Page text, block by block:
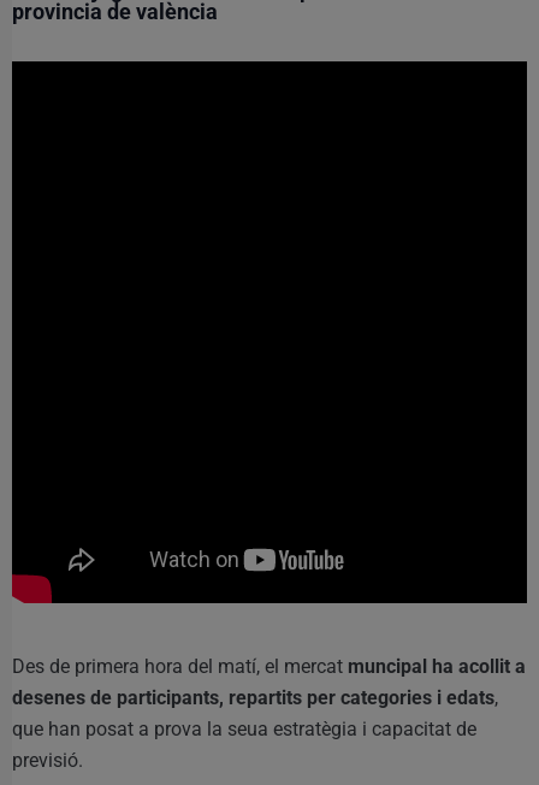
provincia de valència
Des de primera hora del matí, el mercat muncipal ha acollit a
desenes de participants, repartits per categories i edats,
que han posat a prova la seua estratègia i capacitat de
previsió.